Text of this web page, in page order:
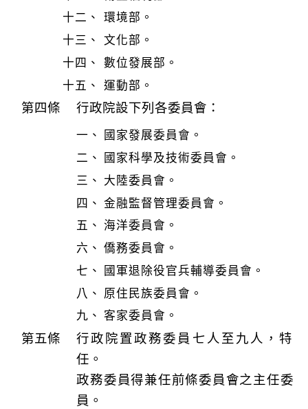
環境部。
文化部。
數位發展部。
運動部。
行政院設下列各委員會：
國家發展委員會。
國家科學及技術委員會。
大陸委員會。
金融監督管理委員會。
海洋委員會。
僑務委員會。
國軍退除役官兵輔導委員會。
原住民族委員會。
客家委員會。
行政院置政務委員七人至九人，特
任。
政務委員得兼任前條委員會之主任委
員。